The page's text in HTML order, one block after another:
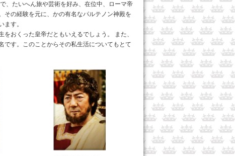
、たいへん旅や芸術を好み、在位中、ローマ帝
その経験を元に、かの有名なパルテノン神殿を
す。
おくった皇帝だともいえるでしょう。 また、
です。このことからその私生活についてもとて